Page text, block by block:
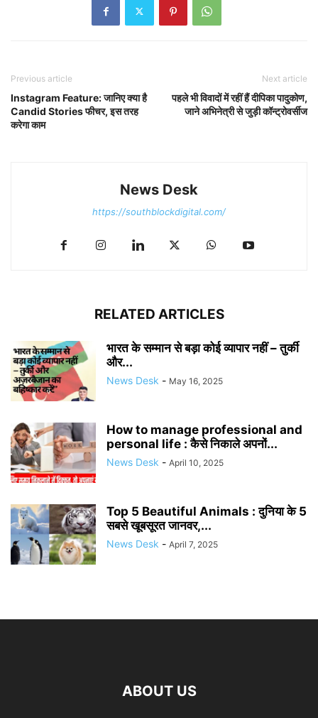
Previous article
Instagram Feature: जानिए क्या है
Candid Stories फीचर, इस तरह
करेगा काम
Next article
पहले भी विवादों में रहीं हैं दीपिका पादुकोण,
जाने अभिनेत्री से जुड़ी कॉन्ट्रोवर्सीज
News Desk
https://southblockdigital.com/
RELATED ARTICLES
भारत के सम्मान से बड़ा कोई व्यापार नहीं – तुर्की
और...
News Desk - May 16, 2025
How to manage professional and
personal life : कैसे निकाले अपनों...
News Desk - April 10, 2025
Top 5 Beautiful Animals : दुनिया के 5
सबसे खूबसूरत जानवर,...
News Desk - April 7, 2025
ABOUT US